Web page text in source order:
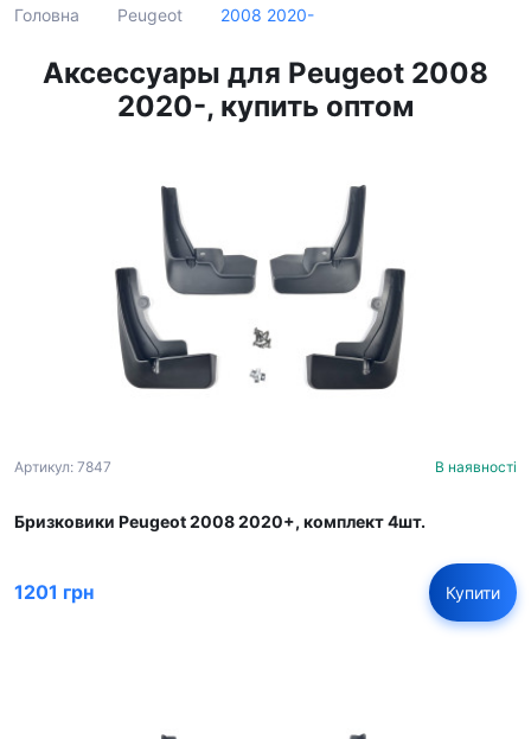
Головна Peugeot 2008 2020-
Аксессуары для Peugeot 2008
2020-, купить оптом
Артикул: 7847 В наявності
Бризковики Peugeot 2008 2020+, комплект 4шт.
1201 грн Купити